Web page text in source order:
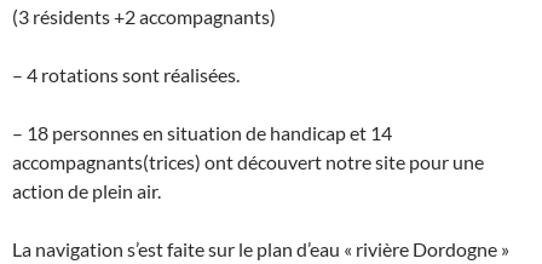
(3 résidents +2 accompagnants)
– 4 rotations sont réalisées.
– 18 personnes en situation de handicap et 14
accompagnants(trices) ont découvert notre site pour une
action de plein air.
La navigation s’est faite sur le plan d’eau « rivière Dordogne »